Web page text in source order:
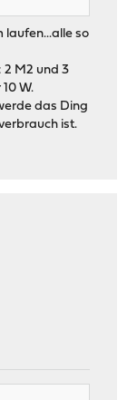
laufen...alle so
M2 und 3
W.
das Ding
ist.